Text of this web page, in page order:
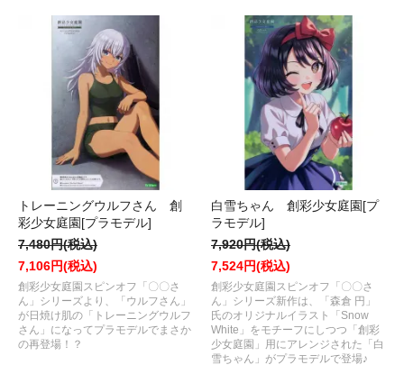
トレーニングウルフさん 創
彩少女庭園[プラモデル]
7,480円(税込)
7,106円(税込)
創彩少女庭園スピンオフ「〇〇さ
ん」シリーズより、「ウルフさん」
が日焼け肌の「トレーニングウルフ
さん」になってプラモデルでまさか
の再登場！？
白雪ちゃん 創彩少女庭園[プ
ラモデル]
7,920円(税込)
7,524円(税込)
創彩少女庭園スピンオフ「〇〇さ
ん」シリーズ新作は、「森倉 円」
氏のオリジナルイラスト「Snow
White」をモチーフにしつつ「創彩
少女庭園」用にアレンジされた「白
雪ちゃん」がプラモデルで登場♪